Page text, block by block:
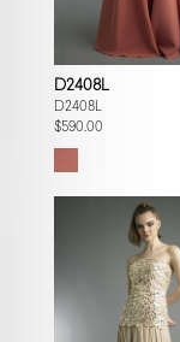
D2408L
D2408L
$590.00